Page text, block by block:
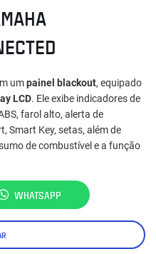
umpainel blackout, equipado
LCD. Ele exibe indicadores de
farol alto, alerta de
Smart Key, setas, além de
de combustível e a função
WHATSAPP